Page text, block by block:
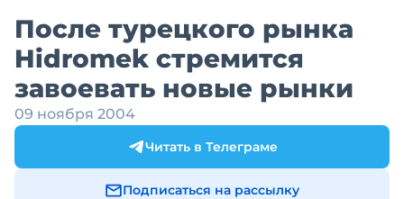
После турецкого рынка
Hidromek стремится
завоевать новые рынки
09 ноября 2004
Читать в Телеграме
Подписаться на рассылку